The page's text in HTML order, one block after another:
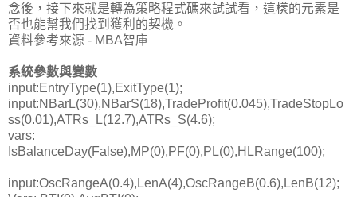
念後，接下來就是轉為策略程式碼來試試看，這樣的元素是
否也能幫我們找到獲利的契機。
資料參考來源 - MBA智庫
系統參數與變數
input:EntryType(1),ExitType(1);
input:NBarL(30),NBarS(18),TradeProfit(0.045),TradeStopLo
ss(0.01),ATRs_L(12.7),ATRs_S(4.6);
vars:
IsBalanceDay(False),MP(0),PF(0),PL(0),HLRange(100);
input:OscRangeA(0.4),LenA(4),OscRangeB(0.6),LenB(12);